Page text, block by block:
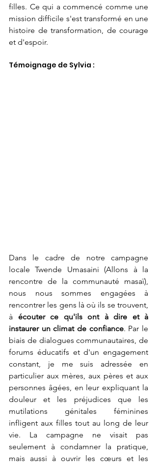
filles. Ce qui a commencé comme une
mission difficile s'est transformé en une
histoire de transformation, de courage
et d'espoir.
Témoignage de Sylvia :
Dans le cadre de notre campagne
locale Twende Umasaini (Allons à la
rencontre de la communauté masaï),
nous nous sommes engagées à
rencontrer les gens là où ils se trouvent,
à écouter ce qu'ils ont à dire et à
instaurer un climat de confiance. Par le
biais de dialogues communautaires, de
forums éducatifs et d'un engagement
constant, je me suis adressée en
particulier aux mères, aux pères et aux
personnes âgées, en leur expliquant la
douleur et les préjudices que les
mutilations génitales féminines
infligent aux filles tout au long de leur
vie. La campagne ne visait pas
seulement à condamner la pratique,
mais aussi à ouvrir les cœurs et les